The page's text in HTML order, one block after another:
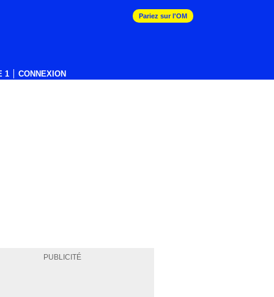
1 CONNEXION
Pariez sur l'OM
PUBLICITÉ